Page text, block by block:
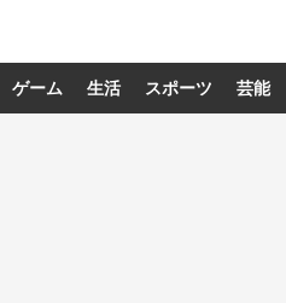
ゲーム 生活 スポーツ 芸能